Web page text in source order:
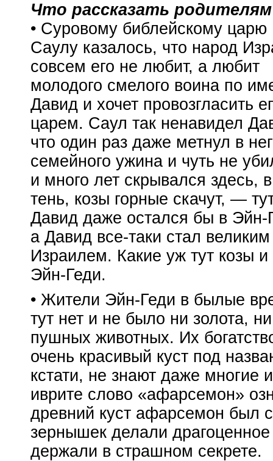
Что рассказать
• Суровому библейскому царю
Саулу казалось, что народ
совсем его не любит, а любит
молодого смелого воина по
Давид и хочет провозгласить
царем. Саул так ненавидел
что один раз даже метнул в
семейного ужина и чуть не
и много лет скрывался здесь,
тень, козы горные скачут, —
Давид даже остался бы в Эйн-
а Давид все-таки стал
Израилем. Какие уж тут козы
Эйн-Геди.
• Жители Эйн-Геди в былые
тут нет и не было ни золота,
пушных животных. Их
очень красивый куст под
кстати, не знают даже многие
иврите слово «афарсемон»
древний куст афарсемон был
зернышек делали
держали в страшном секрете.